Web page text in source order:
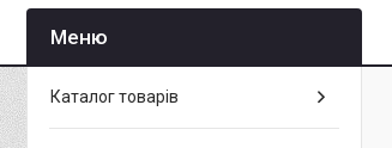
Каталог товарів